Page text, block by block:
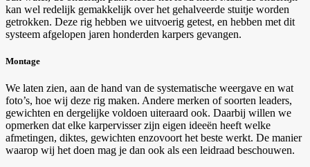
kan wel redelijk gemakkelijk over het gehalveerde stuitje worden
getrokken. Deze rig hebben we uitvoerig getest, en hebben met dit
systeem afgelopen jaren honderden karpers gevangen.
Montage
We laten zien, aan de hand van de systematische weergave en wat
foto’s, hoe wij deze rig maken. Andere merken of soorten leaders,
gewichten en dergelijke voldoen uiteraard ook. Daarbij willen we
opmerken dat elke karpervisser zijn eigen ideeën heeft welke
afmetingen, diktes, gewichten enzovoort het beste werkt. De manier
waarop wij het doen mag je dan ook als een leidraad beschouwen.